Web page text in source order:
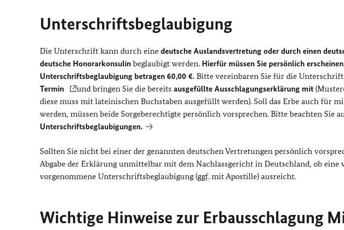
Unterschriftsbeglaubigung
Die Unterschrift kann durch eine deutsche Auslandsvertretung oder durch einen
deutsche Honorarkonsulin beglaubigt werden. Hierfür müssen Sie persönlich
Unterschriftsbeglaubigung betragen 60,00 €. Bitte vereinbaren Sie für die
Termin
und bringen Sie die bereits ausgefüllte Ausschlagungserklärung mit
diese muss mit lateinischen Buchstaben ausgefüllt werden). Soll das Erbe auch für
werden, müssen beide Sorgeberechtigte persönlich vorsprechen. Bitte beachten Sie
Unterschriftsbeglaubigungen.
Sollten Sie nicht bei einer der genannten deutschen Vertretungen persönlich
Abgabe der Erklärung unmittelbar mit dem Nachlassgericht in Deutschland, ob
vorgenommene Unterschriftsbeglaubigung (ggf. mit Apostille) ausreicht.
Wichtige Hinweise zur Erbausschlagung